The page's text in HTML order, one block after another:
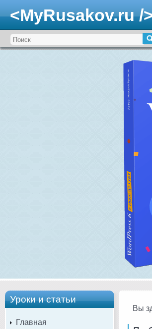
<MyRusakov.ru /
Уроки и статьи
Главная
Вы